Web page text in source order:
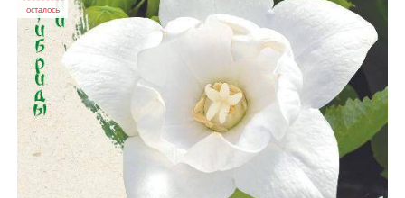
осталось